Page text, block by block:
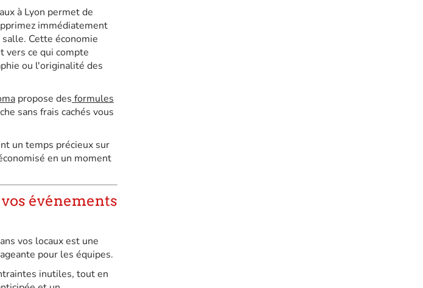
à Lyon permet de
immédiatement
Cette économie
vers ce qui compte
ou l'originalité des
propose des formules
sans frais cachés vous
un temps précieux sur
en un moment
événements
vos locaux est une
pour les équipes.
inutiles, tout en